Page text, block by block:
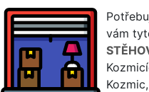
vám